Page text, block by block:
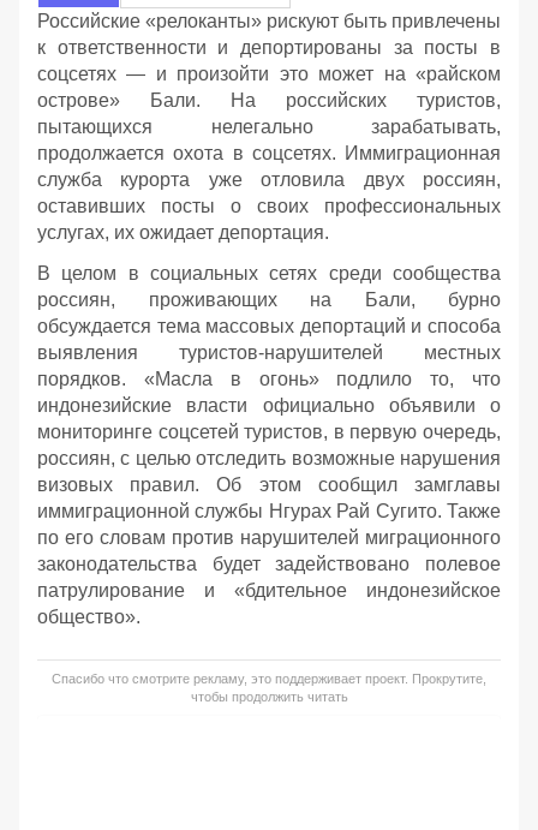
Российские «релоканты» рискуют быть привлечены
к ответственности и депортированы за посты в
соцсетях — и произойти это может на «райском
острове» Бали. На российских туристов,
пытающихся нелегально зарабатывать,
продолжается охота в соцсетях. Иммиграционная
служба курорта уже отловила двух россиян,
оставивших посты о своих профессиональных
услугах, их ожидает депортация.
В целом в социальных сетях среди сообщества
россиян, проживающих на Бали, бурно
обсуждается тема массовых депортаций и способа
выявления туристов-нарушителей местных
порядков. «Масла в огонь» подлило то, что
индонезийские власти официально объявили о
мониторинге соцсетей туристов, в первую очередь,
россиян, с целью отследить возможные нарушения
визовых правил. Об этом сообщил замглавы
иммиграционной службы Нгурах Рай Сугито. Также
по его словам против нарушителей миграционного
законодательства будет задействовано полевое
патрулирование и «бдительное индонезийское
общество».
Спасибо что смотрите рекламу, это поддерживает проект. Прокрутите,
чтобы продолжить читать